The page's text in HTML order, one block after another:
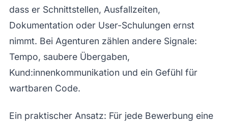
dass er Schnittstellen, Ausfallzeiten,
Dokumentation oder User-Schulungen ernst
nimmt. Bei Agenturen zählen andere Signale:
Tempo, saubere Übergaben,
Kund:innenkommunikation und ein Gefühl für
wartbaren Code.
Ein praktischer Ansatz: Für jede Bewerbung eine